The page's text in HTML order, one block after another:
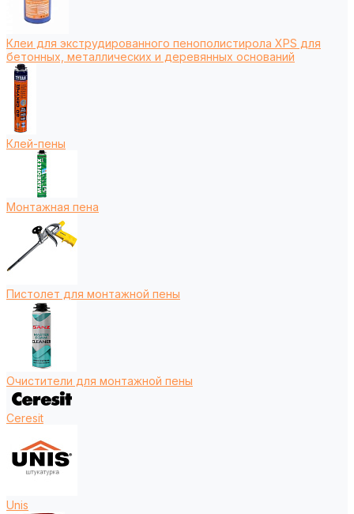
Клеи для экструдированного пенополистирола XPS для
бетонных, металлических и деревянных оснований
Клей-пены
Монтажная пена
Пистолет для монтажной пены
Очистители для монтажной пены
Ceresit
Unis